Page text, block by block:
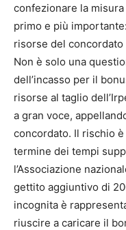
confezionare la
primo e più
risorse del
Non è solo una
dell’incasso per il
risorse al taglio
a gran voce,
concordato. Il rischio
termine dei tempi
l’Associazione
gettito aggiuntivo di
incognita è
riuscire a caricare il